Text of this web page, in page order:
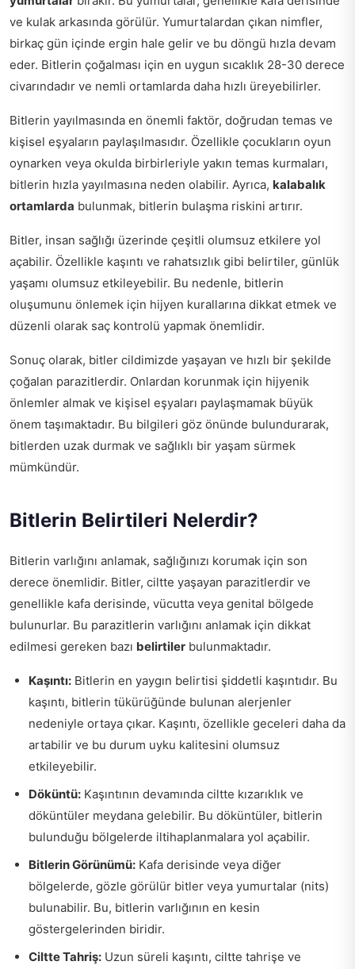
ve kulak arkasında görülür. Yumurtalardan çıkan nimfler,
birkaç gün içinde ergin hale gelir ve bu döngü hızla devam
eder. Bitlerin çoğalması için en uygun sıcaklık 28-30 derece
civarındadır ve nemli ortamlarda daha hızlı üreyebilirler.
Bitlerin yayılmasında en önemli faktör, doğrudan temas ve
kişisel eşyaların paylaşılmasıdır. Özellikle çocukların oyun
oynarken veya okulda birbirleriyle yakın temas kurmaları,
bitlerin hızla yayılmasına neden olabilir. Ayrıca, kalabalık
ortamlarda bulunmak, bitlerin bulaşma riskini artırır.
Bitler, insan sağlığı üzerinde çeşitli olumsuz etkilere yol
açabilir. Özellikle kaşıntı ve rahatsızlık gibi belirtiler, günlük
yaşamı olumsuz etkileyebilir. Bu nedenle, bitlerin
oluşumunu önlemek için hijyen kurallarına dikkat etmek ve
düzenli olarak saç kontrolü yapmak önemlidir.
Sonuç olarak, bitler cildimizde yaşayan ve hızlı bir şekilde
çoğalan parazitlerdir. Onlardan korunmak için hijyenik
önlemler almak ve kişisel eşyaları paylaşmamak büyük
önem taşımaktadır. Bu bilgileri göz önünde bulundurarak,
bitlerden uzak durmak ve sağlıklı bir yaşam sürmek
mümkündür.
Bitlerin Belirtileri Nelerdir?
Bitlerin varlığını anlamak, sağlığınızı korumak için son
derece önemlidir. Bitler, ciltte yaşayan parazitlerdir ve
genellikle kafa derisinde, vücutta veya genital bölgede
bulunurlar. Bu parazitlerin varlığını anlamak için dikkat
edilmesi gereken bazı belirtiler bulunmaktadır.
Kaşıntı: Bitlerin en yaygın belirtisi şiddetli kaşıntıdır. Bu
kaşıntı, bitlerin tükürüğünde bulunan alerjenler
nedeniyle ortaya çıkar. Kaşıntı, özellikle geceleri daha da
artabilir ve bu durum uyku kalitesini olumsuz
etkileyebilir.
Döküntü: Kaşıntının devamında ciltte kızarıklık ve
döküntüler meydana gelebilir. Bu döküntüler, bitlerin
bulunduğu bölgelerde iltihaplanmalara yol açabilir.
Bitlerin Görünümü: Kafa derisinde veya diğer
bölgelerde, gözle görülür bitler veya yumurtalar (nits)
bulunabilir. Bu, bitlerin varlığının en kesin
göstergelerinden biridir.
Ciltte Tahriş: Uzun süreli kaşıntı, ciltte tahrişe ve